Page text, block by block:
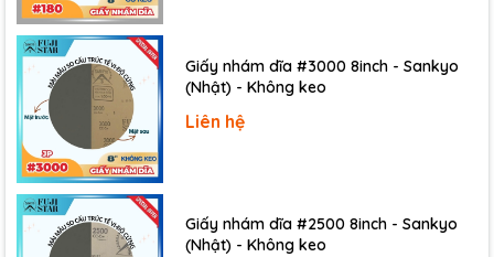
Giấy nhám dĩa #3000 8inch - Sankyo
(Nhật) - Không keo
Liên hệ
Giấy nhám dĩa #2500 8inch - Sankyo
(Nhật) - Không keo